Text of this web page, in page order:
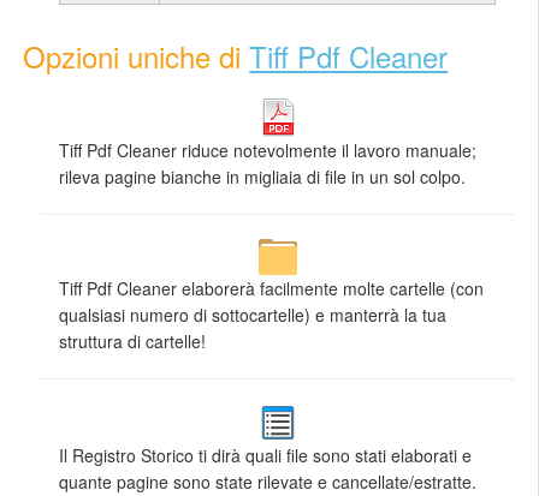
Opzioni uniche diTiff Pdf Cleaner
Tiff Pdf Cleaner riduce notevolmente il lavoro manuale;
rileva pagine bianche in migliaia di file in un sol colpo.
Tiff Pdf Cleaner elaborerà facilmente molte cartelle (con
qualsiasi numero di sottocartelle) e manterrà la tua
struttura di cartelle!
Il Registro Storico ti dirà quali file sono stati elaborati e
quante pagine sono state rilevate e cancellate/estratte.